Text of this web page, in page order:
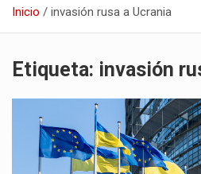
Inicio invasión rusa a Ucrania
Etiqueta: invasión